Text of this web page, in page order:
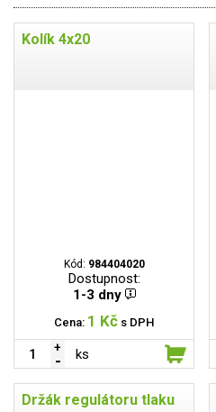
Kolík 4x20
Kód: 984404020
Dostupnost:
1-3 dny
Cena: 1 Kč s DPH
ks
Držák regulátoru tlaku